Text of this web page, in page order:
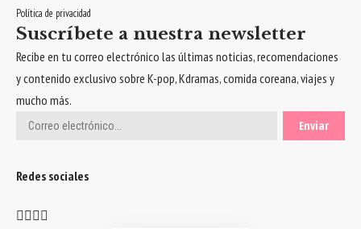
Política de privacidad
Suscríbete a nuestra newsletter
Recibe en tu correo electrónico las últimas noticias, recomendaciones
y contenido exclusivo sobre K-pop, Kdramas, comida coreana, viajes y
mucho más.
Redes sociales